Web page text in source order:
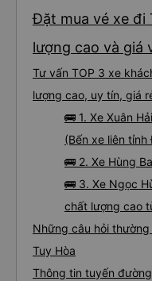
Đặt mua vé xe đi
lượng cao và giá
Tư vấn TOP 3 xe
lượng cao, uy tín, giá
🚌 1. Xe Xuân
(Bến xe liên tỉnh
🚌 2. Xe Hùng
🚌 3. Xe Ngọc
chất lượng cao
Những câu hỏi
Tuy Hòa
Thông tin tuyến đường